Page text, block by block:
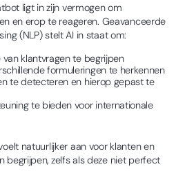
ligt in zijn vermogen om
en erop te reageren. Geavanceerde
(NLP) stelt AI in staat om:
klantvragen te begrijpen
formuleringen te herkennen
te detecteren en hierop gepast te
te bieden voor internationale
natuurlijker aan voor klanten en
begrijpen, zelfs als deze niet perfect